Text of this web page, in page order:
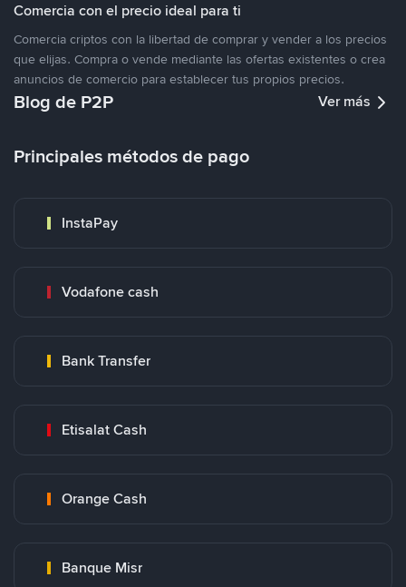
Comercia con el precio ideal para ti
Comercia criptos con la libertad de comprar y vender a los precios
que elijas. Compra o vende mediante las ofertas existentes o crea
anuncios de comercio para establecer tus propios precios.
Blog de P2P Ver más
Principales métodos de pago
InstaPay
Vodafone cash
Bank Transfer
Etisalat Cash
Orange Cash
Banque Misr